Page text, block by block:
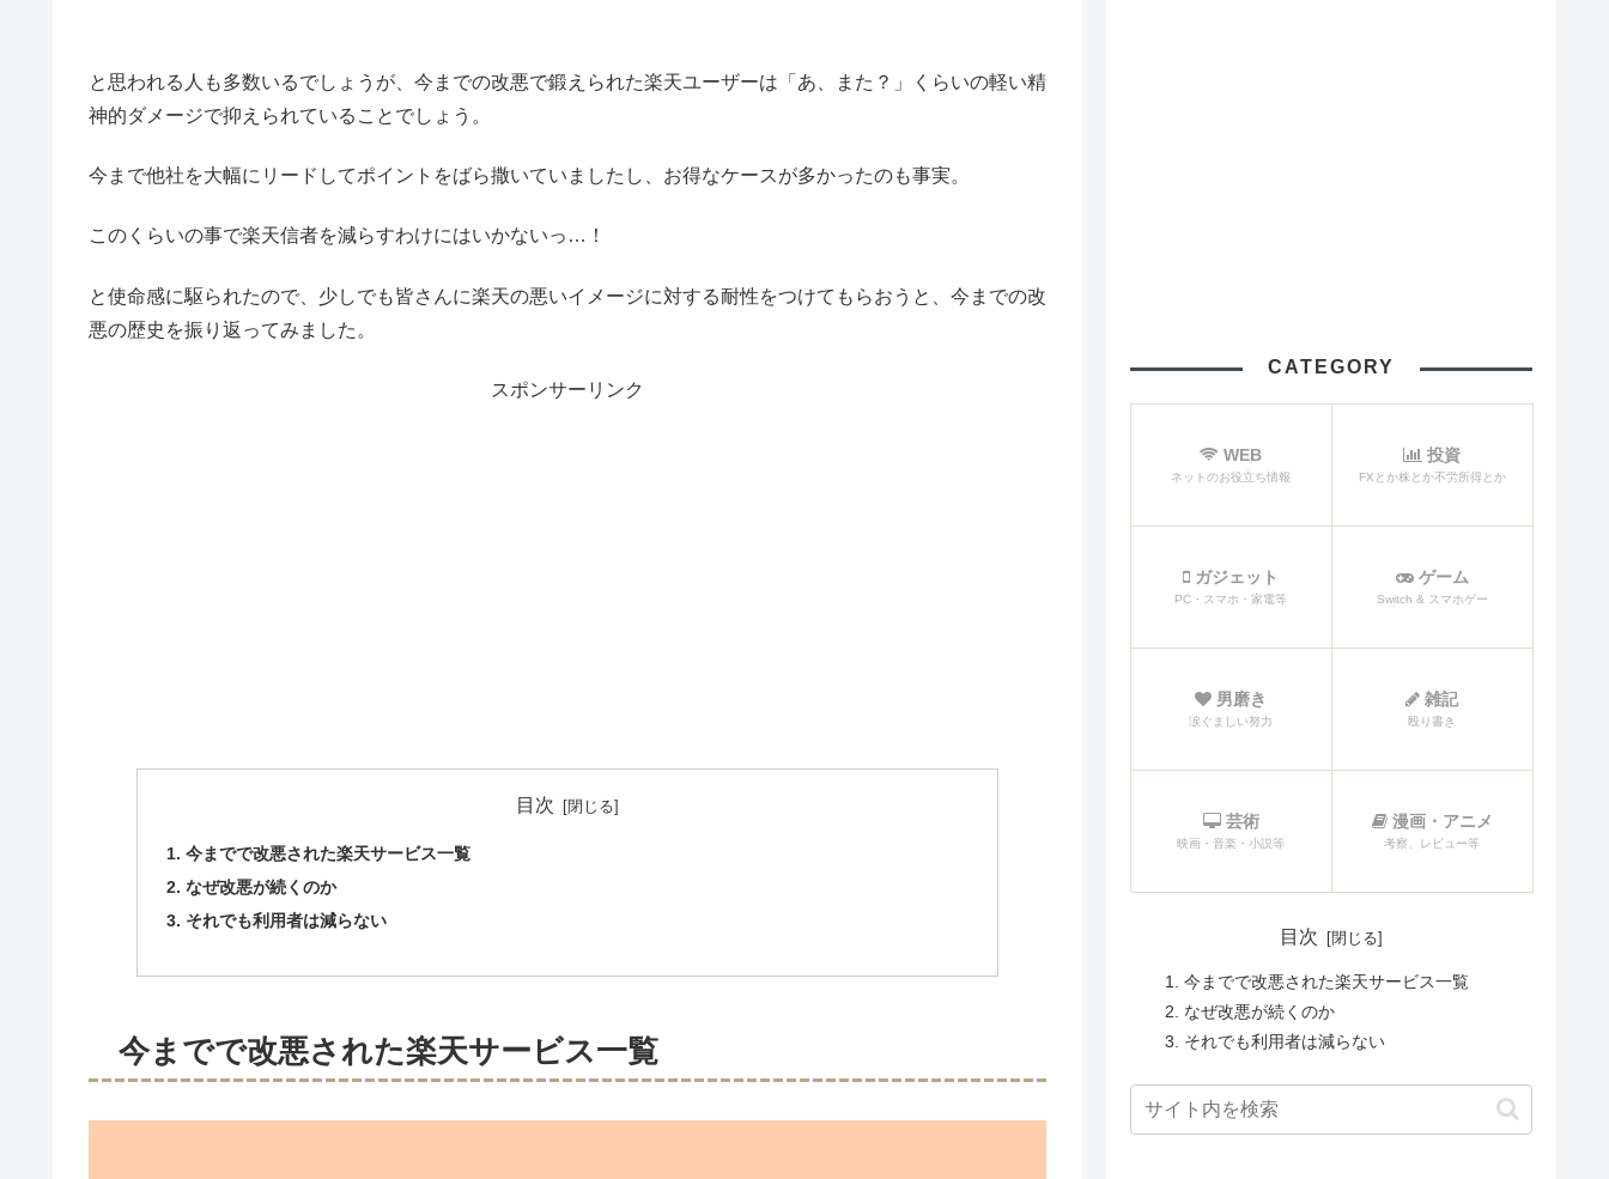
と思われる人も多数いるでしょうが、今までの改悪で鍛えられた楽天ユーザーは「あ、また？」くらいの軽い精
神的ダメージで抑えられていることでしょう。
今まで他社を大幅にリードしてポイントをばら撒いていましたし、お得なケースが多かったのも事実。
このくらいの事で楽天信者を減らすわけにはいかないっ…！
と使命感に駆られたので、少しでも皆さんに楽天の悪いイメージに対する耐性をつけてもらおうと、今までの改
悪の歴史を振り返ってみました。
スポンサーリンク
目次
今までで改悪された楽天サービス一覧
なぜ改悪が続くのか
それでも利用者は減らない
今までで改悪された楽天サービス一覧
CATEGORY
WEB
ネットのお役立ち情報
投資
FXとか株とか不労所得とか
ガジェット
PC・スマホ・家電等
ゲーム
Switch & スマホゲー
男磨き
涙ぐましい努力
雑記
殴り書き
芸術
映画・音楽・小説等
漫画・アニメ
考察、レビュー等
目次
今までで改悪された楽天サービス一覧
なぜ改悪が続くのか
それでも利用者は減らない